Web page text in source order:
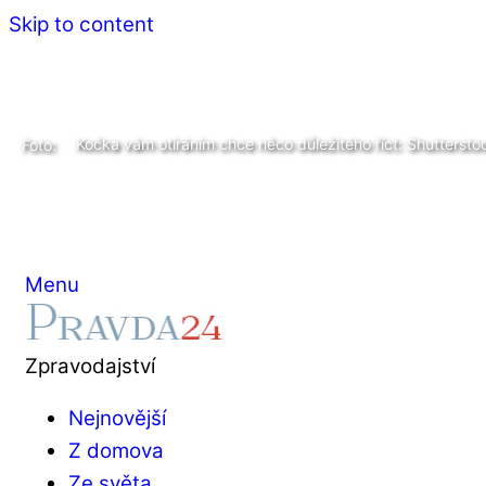
Skip to content
Menu
Zpravodajství
Nejnovější
Z domova
Kočka vám otíráním chce něco důležitého říct:
Foto: